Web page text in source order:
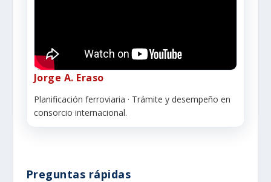
Jorge A. Eraso
Planificación ferroviaria · Trámite y desempeño en
consorcio internacional.
Preguntas rápidas